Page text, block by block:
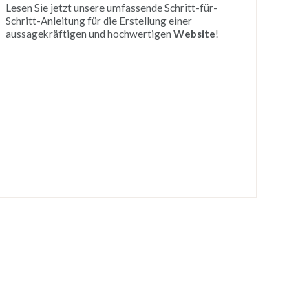
Lesen Sie jetzt unsere umfassende Schritt-für-
Schritt-Anleitung für die Erstellung einer
aussagekräftigen und hochwertigen Website!